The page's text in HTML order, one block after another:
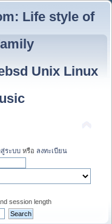
Life style of
Unix Linux
สู่ระบบ หรือ ลงทะเบียน
session length